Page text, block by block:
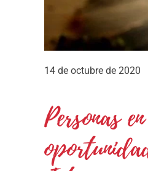
14 de octubre de 2020
Personas